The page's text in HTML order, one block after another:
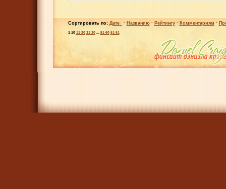
Сортировать по: Дате · Названию· Рейтингу· Комментариям·
1-10 11-20 21-30 51-60 61-61